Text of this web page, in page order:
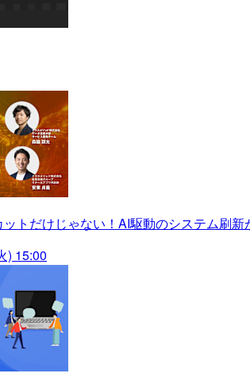
ットだけじゃない！AI駆動のシステム刷
) 15:00